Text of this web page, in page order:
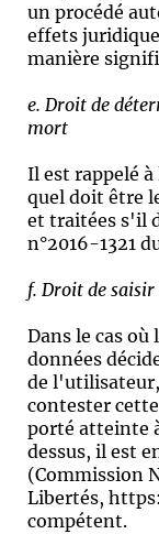
un procédé
effets
manière
e. Droit de
mort
Il est rappelé
quel doit être
et traitées s'il
n°2016-1321
f. Droit de
Dans le cas
données
de
contester
porté atteinte
dessus, il est
(Commission
Libertés,
compétent.